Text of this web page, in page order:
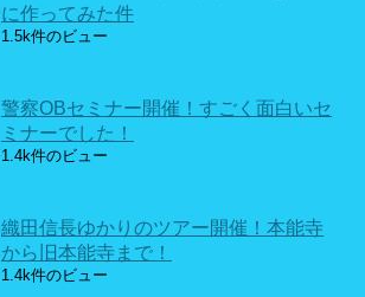
に作ってみた件
1.5k件のビュー
警察OBセミナー開催！すごく面白いセ
ミナーでした！
1.4k件のビュー
織田信長ゆかりのツアー開催！本能寺
から旧本能寺まで！
1.4k件のビュー